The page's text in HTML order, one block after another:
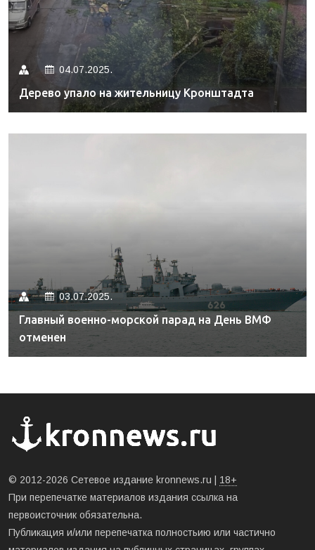
04.07.2025.
Дерево упало на жительницу Кронштадта
03.07.2025.
Главный военно-морской парад на День ВМФ
отменен
© 2012-2026 Сетевое издание kronnews.ru | 18+
При перепечатке материалов издания ссылка на
первоисточник обязательна.
Публикация и/или перепечатка полностьию или частично